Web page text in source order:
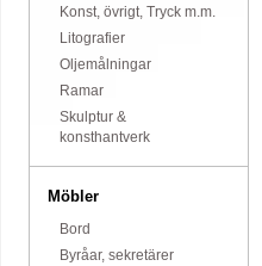
Konst, övrigt, Tryck m.m.
Litografier
Oljemålningar
Ramar
Skulptur &
konsthantverk
Möbler
Bord
Byråar, sekretärer